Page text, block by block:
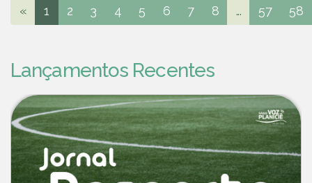
« 1 2 3 4 5 6 7 8 ... 57 58
Lançamentos Recentes